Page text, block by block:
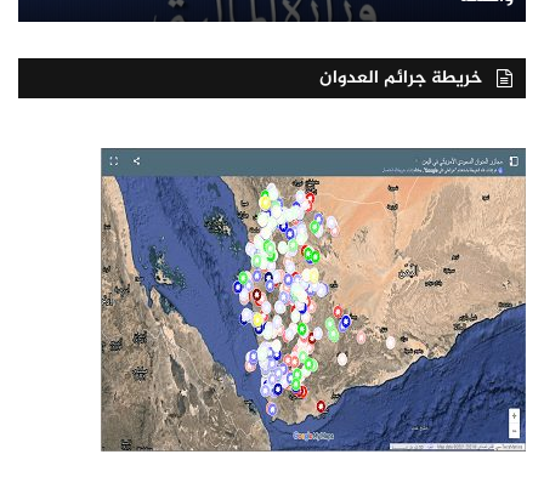
خريطة جرائم العدوان